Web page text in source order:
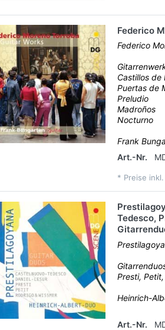
Federico
Federico
Castillos de
Puertas de
Preludio
Madroños
Nocturno
Frank
Art.-Nr.
* Preise
Tedesco,
Presti,
Heinrich-
Art.-Nr.